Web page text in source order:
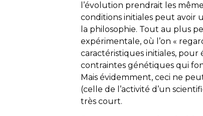
l’évolution prendrait les
conditions initiales peut avoir
la philosophie. Tout au plus
expérimentale, où l’on «
caractéristiques initiales,
contraintes génétiques qui
Mais évidemment, ceci ne
(celle de l’activité d’un
très court.